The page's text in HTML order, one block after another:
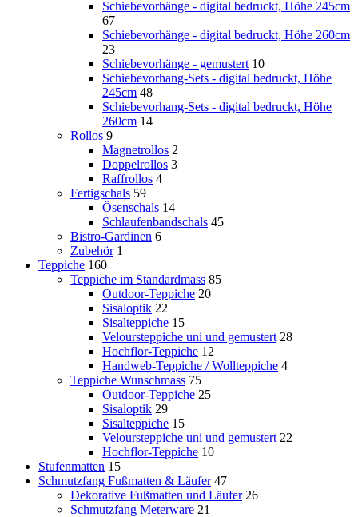
Schiebevorhänge - digital bedruckt, Höhe 245cm
67
Schiebevorhänge - digital bedruckt, Höhe 260cm
23
Schiebevorhänge - gemustert 10
Schiebevorhang-Sets - digital bedruckt, Höhe
245cm 48
Schiebevorhang-Sets - digital bedruckt, Höhe
260cm 14
Rollos 9
Magnetrollos 2
Doppelrollos 3
Raffrollos 4
Fertigschals 59
Ösenschals 14
Schlaufenbandschals 45
Bistro-Gardinen 6
Zubehör 1
Teppiche 160
Teppiche im Standardmass 85
Outdoor-Teppiche 20
Sisaloptik 22
Sisalteppiche 15
Veloursteppiche uni und gemustert 28
Hochflor-Teppiche 12
Handweb-Teppiche / Wollteppiche 4
Teppiche Wunschmass 75
Outdoor-Teppiche 25
Sisaloptik 29
Sisalteppiche 15
Veloursteppiche uni und gemustert 22
Hochflor-Teppiche 10
Stufenmatten 15
Schmutzfang Fußmatten & Läufer 47
Dekorative Fußmatten und Läufer 26
Schmutzfang Meterware 21